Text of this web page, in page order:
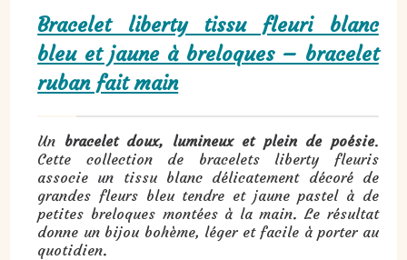
Bracelet liberty tissu fleuri blanc
bleu et jaune à breloques – bracelet
ruban fait main
Un bracelet doux, lumineux et plein de poésie.
Cette collection de bracelets liberty fleuris
associe un tissu blanc délicatement décoré de
grandes fleurs bleu tendre et jaune pastel à de
petites breloques montées à la main. Le résultat
donne un bijou bohème, léger et facile à porter au
quotidien.